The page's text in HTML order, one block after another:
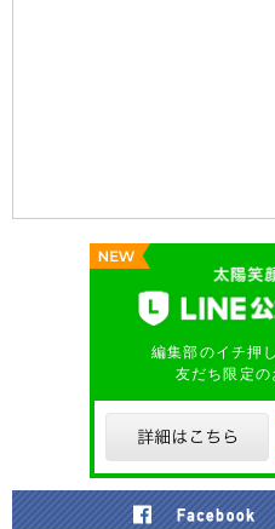
編集部のイチ押
友だち限定の